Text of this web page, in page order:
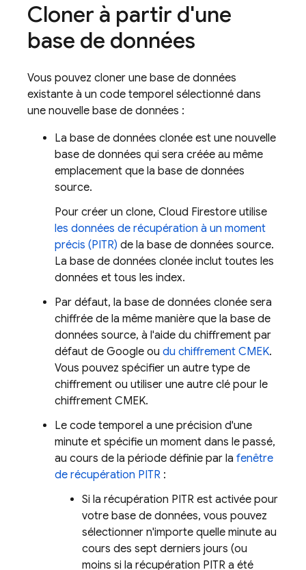
Cloner à partir d'une
base de données
Vous pouvez cloner une base de données
existante à un code temporel sélectionné dans
une nouvelle base de données :
La base de données clonée est une nouvelle
base de données qui sera créée au même
emplacement que la base de données
source.
Pour créer un clone, Cloud Firestore utilise
les données de récupération à un moment
précis (PITR) de la base de données source.
La base de données clonée inclut toutes les
données et tous les index.
Par défaut, la base de données clonée sera
chiffrée de la même manière que la base de
données source, à l'aide du chiffrement par
défaut de Google ou du chiffrement CMEK.
Vous pouvez spécifier un autre type de
chiffrement ou utiliser une autre clé pour le
chiffrement CMEK.
Le code temporel a une précision d'une
minute et spécifie un moment dans le passé,
au cours de la période définie par la fenêtre
de récupération PITR :
Si la récupération PITR est activée pour
votre base de données, vous pouvez
sélectionner n'importe quelle minute au
cours des sept derniers jours (ou
moins si la récupération PITR a été